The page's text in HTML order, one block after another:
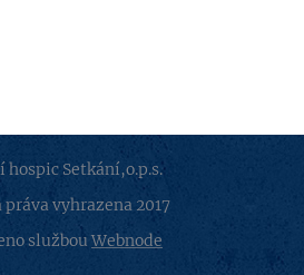
hospic Setkání,o.p.s.
práva vyhrazena 2017
službouWebnode